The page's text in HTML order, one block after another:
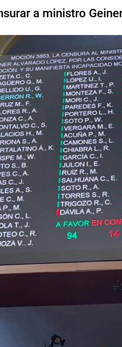
a ministro